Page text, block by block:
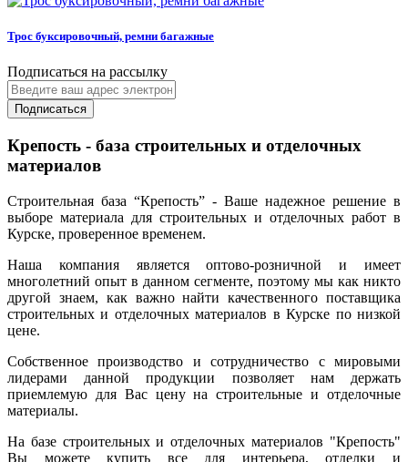
Трос буксировочный, ремни багажные
Подписаться на рассылку
Подписаться
Крепость - база строительных и отделочных
материалов
Строительная база “Крепость” - Ваше надежное решение в
выборе материала для строительных и отделочных работ в
Курске, проверенное временем.
Наша компания является оптово-розничной и имеет
многолетний опыт в данном сегменте, поэтому мы как никто
другой знаем, как важно найти качественного поставщика
строительных и отделочных материалов в Курске по низкой
цене.
Собственное производство и сотрудничество с мировыми
лидерами данной продукции позволяет нам держать
приемлемую для Вас цену на строительные и отделочные
материалы.
На базе строительных и отделочных материалов "Крепость"
Вы можете купить все для интерьера, отделки и